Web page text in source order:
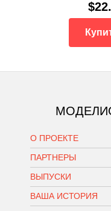
О ПРОЕКТЕ
ПАРТНЕРЫ
ВЫПУСКИ
ВАША ИСТОРИЯ